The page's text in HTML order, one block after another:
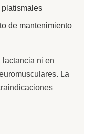
de mantenimiento
lactancia ni en
La